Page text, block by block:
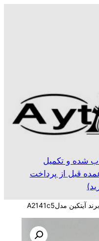
شده و تکمیل
قبل از پرداخت